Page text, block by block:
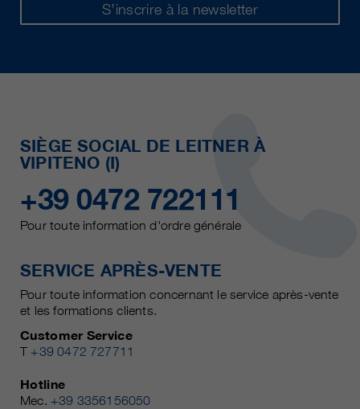
S’inscrire à la newsletter
SIÈGE SOCIAL DE LEITNER À
VIPITENO (I)
+39 0472 722111
Pour toute information d'ordre générale
SERVICE APRÈS-VENTE
Pour toute information concernant le service après-vente
et les formations clients.
Customer Service
T +39 0472 727711
Hotline
Mec. +39 3356156050